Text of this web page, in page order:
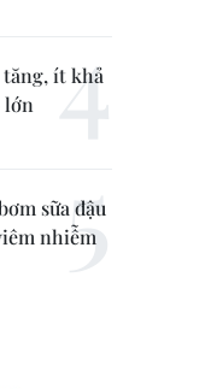
tăng, ít khả
lớn
sữa đậu
nhiễm